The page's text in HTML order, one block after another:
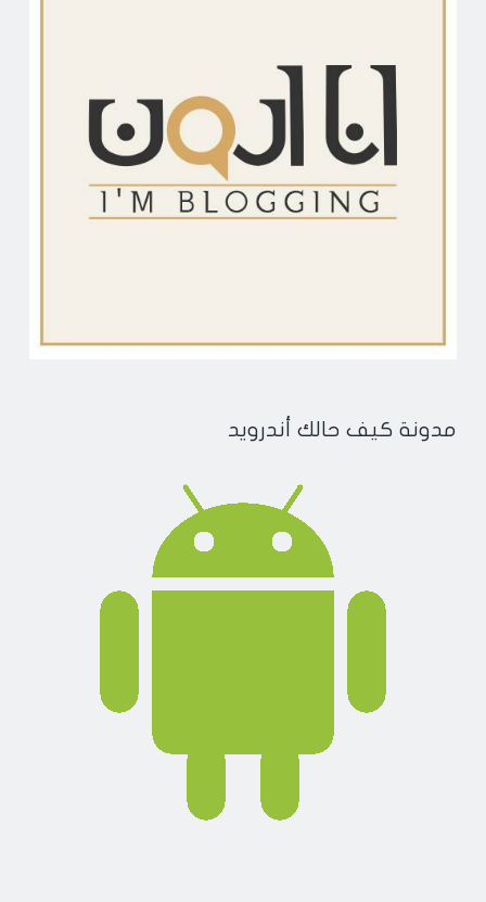
مدونة كيف حالك أندرويد